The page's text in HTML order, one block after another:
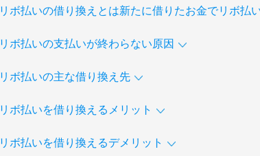
リボ払いの借り換えとは新たに借りたお金でリボ払
リボ払いの支払いが終わらない原因
リボ払いの主な借り換え先
リボ払いを借り換えるメリット
リボ払いを借り換えるデメリット